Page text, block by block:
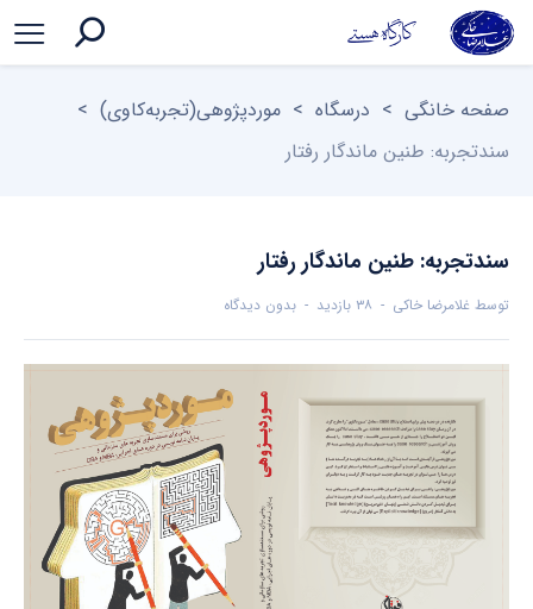
صفحه خانگی > درسگاه > موردپژوهی(تجربه‌کاوی) >
سندتجربه: طنین ماندگار رفتار
سندتجربه: طنین ماندگار رفتار
توسط غلامرضا خاکی ۳۸ بازدید بدون دیدگاه